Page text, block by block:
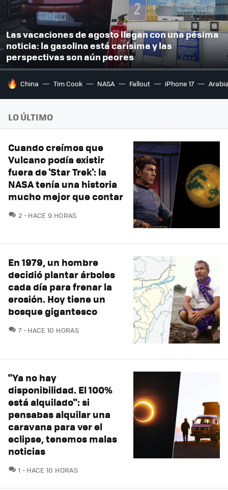
Las vacaciones de agosto llegan con una pésima
noticia: la gasolina está carísima y las
perspectivas son aún peores
HOY SE HABLA DE
China Tim Cook NASA Fallout iPhone 17
LO ÚLTIMO
Cuando creímos que
Vulcano podía existir
fuera de 'Star Trek': la
NASA tenía una historia
mucho mejor que contar
2 COMENTARIOS
HACE 9 HORAS
En 1979, un hombre
decidió plantar árboles
cada día para frenar la
erosión. Hoy tiene un
bosque gigantesco
7COMENTARIOS
HACE 10 HORAS
"Ya no hay
disponibilidad. El 100%
está alquilado": si
pensabas alquilar una
caravana para ver el
eclipse, tenemos malas
noticias
1 COMENTARIOS
HACE 10 HORAS